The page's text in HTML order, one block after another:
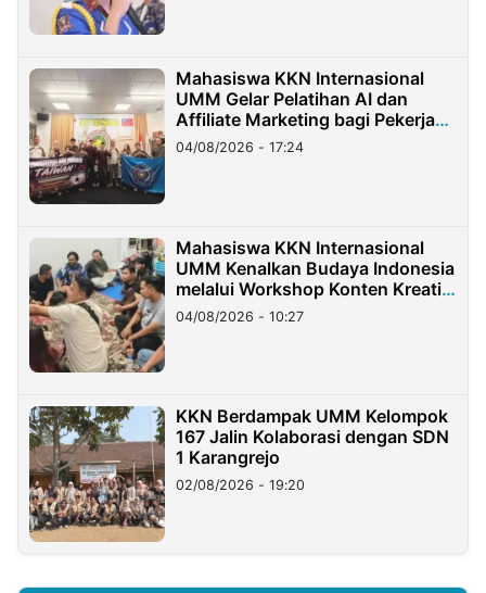
Mahasiswa KKN Internasional
UMM Gelar Pelatihan AI dan
Affiliate Marketing bagi Pekerja
Migran Indonesia di Taiwan
04/08/2026 - 17:24
Mahasiswa KKN Internasional
UMM Kenalkan Budaya Indonesia
melalui Workshop Konten Kreatif
di Taiwan
04/08/2026 - 10:27
KKN Berdampak UMM Kelompok
167 Jalin Kolaborasi dengan SDN
1 Karangrejo
02/08/2026 - 19:20